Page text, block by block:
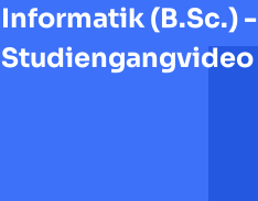
Informatik (B.Sc.) -
Studiengangvideo